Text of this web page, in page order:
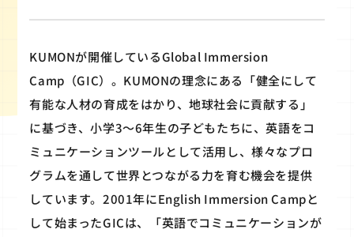
KUMONが開催しているGlobal Immersion
Camp（GIC）。KUMONの理念にある「健全にして
有能な人材の育成をはかり、地球社会に貢献する」
に基づき、小学3～6年生の子どもたちに、英語をコ
ミュニケーションツールとして活用し、様々なプロ
グラムを通して世界とつながる力を育む機会を提供
しています。2001年にEnglish Immersion Campと
して始まったGICは、「英語でコミュニケーションが